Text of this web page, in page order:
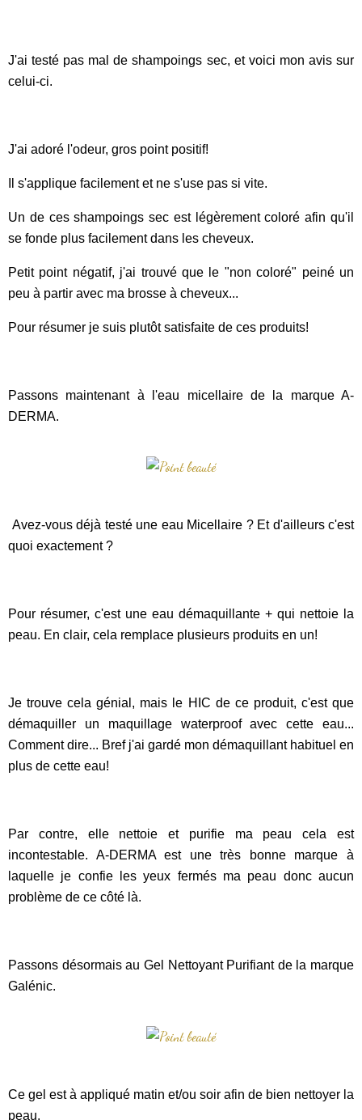
J'ai testé pas mal de shampoings sec, et voici mon avis sur
celui-ci.
J'ai adoré l'odeur, gros point positif!
Il s'applique facilement et ne s'use pas si vite.
Un de ces shampoings sec est légèrement coloré afin qu'il
se fonde plus facilement dans les cheveux.
Petit point négatif, j'ai trouvé que le "non coloré" peiné un
peu à partir avec ma brosse à cheveux...
Pour résumer je suis plutôt satisfaite de ces produits!
Passons maintenant à l'eau micellaire de la marque A-
DERMA.
Avez-vous déjà testé une eau Micellaire ? Et d'ailleurs c'est
quoi exactement ?
Pour résumer, c'est une eau démaquillante + qui nettoie la
peau. En clair, cela remplace plusieurs produits en un!
Je trouve cela génial, mais le HIC de ce produit, c'est que
démaquiller un maquillage waterproof avec cette eau...
Comment dire... Bref j'ai gardé mon démaquillant habituel en
plus de cette eau!
Par contre, elle nettoie et purifie ma peau cela est
incontestable. A-DERMA est une très bonne marque à
laquelle je confie les yeux fermés ma peau donc aucun
problème de ce côté là.
Passons désormais au Gel Nettoyant Purifiant de la marque
Galénic.
Ce gel est à appliqué matin et/ou soir afin de bien nettoyer la
peau.